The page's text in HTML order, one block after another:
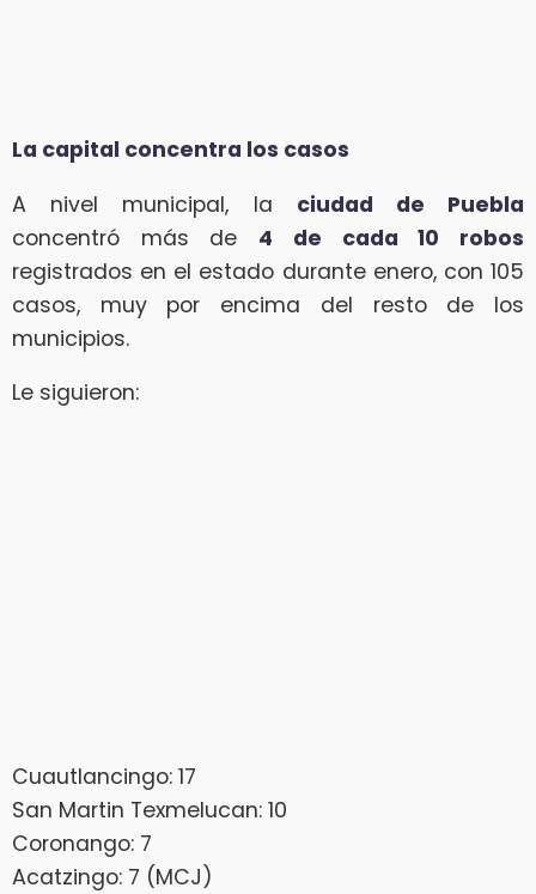
La capital concentra los casos
A nivel municipal, la ciudad de Puebla
concentró más de 4 de cada 10 robos
registrados en el estado durante enero, con 105
casos, muy por encima del resto de los
municipios.
Le siguieron:
Cuautlancingo: 17
San Martin Texmelucan: 10
Coronango: 7
Acatzingo: 7 (MCJ)